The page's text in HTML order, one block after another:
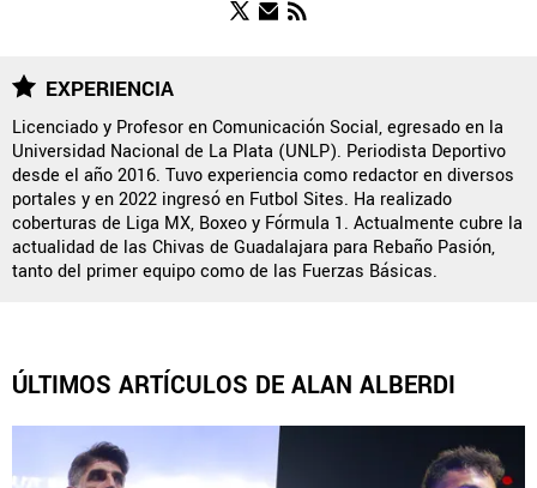
QUIENES SOMOS | STAFF | CONTACTO |
ESCRIBE EN REBAÑO PASIÓN
Rebaño Pasión es una sección especial del portal
Bolavip.com con información destinada a los fans del Club
Términos y Condiciones
Políticas de Privacidad
Política Editorial
Ad Choices
EXPERIENCIA
Licenciado y Profesor en Comunicación Social, egresado en la
Universidad Nacional de La Plata (UNLP). Periodista Deportivo
desde el año 2016. Tuvo experiencia como redactor en diversos
portales y en 2022 ingresó en Futbol Sites. Ha realizado
coberturas de Liga MX, Boxeo y Fórmula 1. Actualmente cubre la
actualidad de las Chivas de Guadalajara para Rebaño Pasión,
tanto del primer equipo como de las Fuerzas Básicas.
ÚLTIMOS ARTÍCULOS DE ALAN ALBERDI